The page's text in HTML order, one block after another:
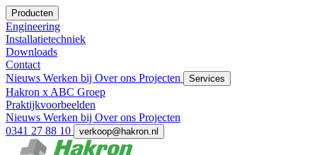
Producten
Engineering
Installatietechniek
Downloads
Contact
Nieuws Werken bij Over ons Projecten Services
Hakron x ABC Groep
Praktijkvoorbeelden
Nieuws Werken bij Over ons Projecten
0341 27 88 10
verkoop@hakron.nl